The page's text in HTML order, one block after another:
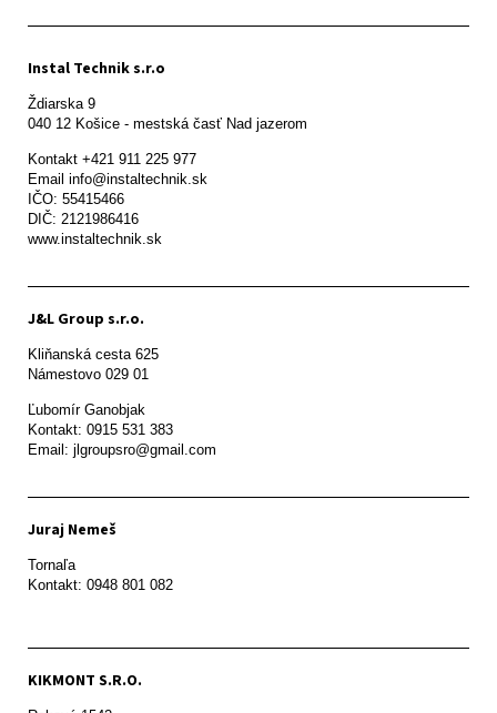
Instal Technik s.r.o
Ždiarska 9
Kontakt +421 911 225 977
Email info@instaltechnik.sk
IČO: 55415466
DIČ: 2121986416
www.instaltechnik.sk
J&L Group s.r.o.
Kliňanská cesta 625
Námestovo 029 01
Ľubomír Ganobjak
Kontakt: 0915 531 383
Email: jlgroupsro@gmail.com
Juraj Nemeš
Tornaľa
Kontakt: 0948 801 082
KIKMONT S.R.O.